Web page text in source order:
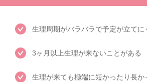
生理周期がバラバラで予定が立てに
3ヶ月以上生理が来ないことがある
生理が来ても極端に短かったり長か